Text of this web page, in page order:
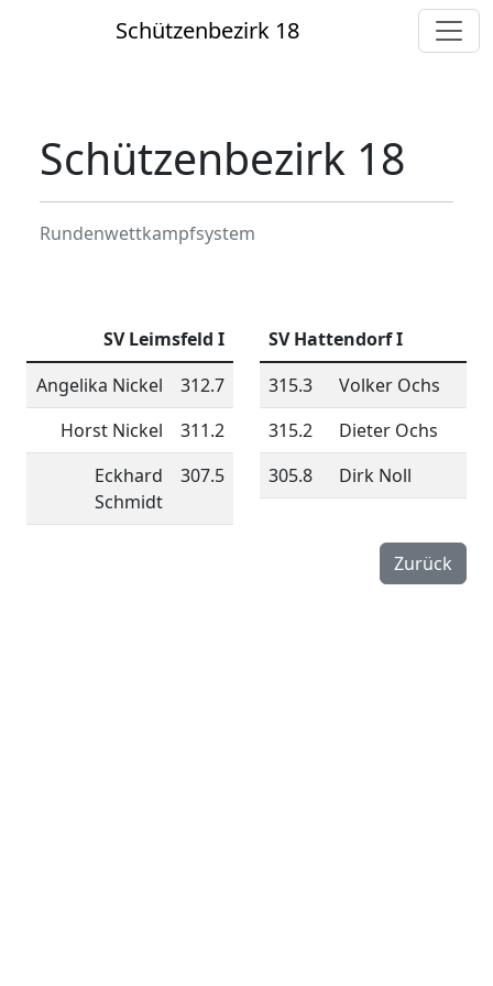
Schützenbezirk 18
Schützenbezirk 18
Rundenwettkampfsystem
SV Leimsfeld I
Angelika Nickel
312.7
Horst Nickel
311.2
Eckhard
Schmidt
307.5
SV Hattendorf I
315.3
Volker Ochs
315.2
Dieter Ochs
305.8
Dirk Noll
Zurück